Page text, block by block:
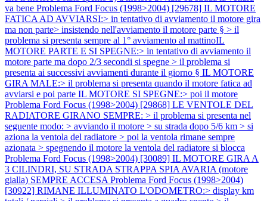
va bene Problema Ford Focus (1998>2004) [29678] IL MOTORE
FATICA AD AVVIARSI:> in tentativo di avviamento il motore gira
ma non parte> insistendo nell'avviamento il motore parte § > il
problema si presenta sempre al 1° avviamento al mattinoIL
MOTORE PARTE E SI SPEGNE:> in tentativo di avviamento il
motore parte ma dopo 2/3 secondi si spegne > il problema si
presenta ai successivi avviamenti durante il giorno § IL MOTORE
GIRA MALE:> il problema si presenta quando il motore fatica ad
avviarsi e poi parte IL MOTORE SI SPEGNE:> poi il motore
Problema Ford Focus (1998>2004) [29868] LE VENTOLE DEL
RADIATORE GIRANO SEMPRE: > il problema si presenta nel
seguente modo: > avviando il motore > su strada dopo 5/6 km > si
aziona la ventola del radiatore > poi la ventola rimane sempre
azionata > spegnendo il motore la ventola del radiatore si blocca
Problema Ford Focus (1998>2004) [30089] IL MOTORE GIRA A
3 CILINDRI, SU STRADA STRAPPA SPIA AVARIA (motore
gialla) SEMPRE ACCESA Problema Ford Focus (1998>2004)
[30922] RIMANE ILLUMINATO L'ODOMETRO:> display km